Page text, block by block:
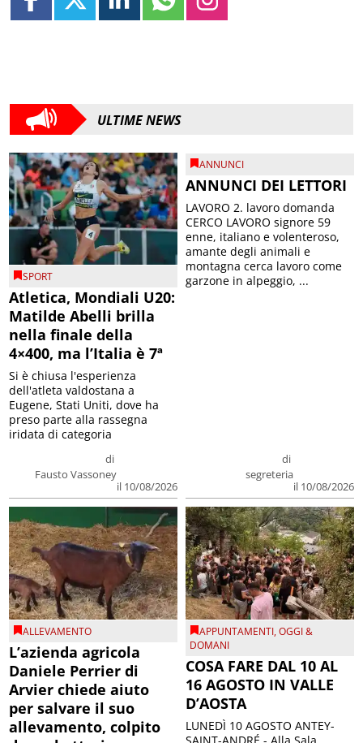
ULTIME NEWS
SPORT
Atletica, Mondiali U20:
Matilde Abelli brilla
nella finale della
4×400, ma l’Italia è 7ª
di
Fausto Vassoney
il 10/08/2026
Si è chiusa l'esperienza
dell'atleta valdostana a
Eugene, Stati Uniti, dove ha
preso parte alla rassegna
iridata di categoria
ANNUNCI
ANNUNCI DEI LETTORI
di
segreteria
il 10/08/2026
LAVORO 2. lavoro domanda
CERCO LAVORO signore 59
enne, italiano e volenteroso,
amante degli animali e
montagna cerca lavoro come
garzone in alpeggio, ...
ALLEVAMENTO
L’azienda agricola
Daniele Perrier di
Arvier chiede aiuto
per salvare il suo
allevamento, colpito
APPUNTAMENTI,OGGI &
DOMANI
COSA FARE DAL 10 AL
16 AGOSTO IN VALLE
D’AOSTA
LUNEDÌ 10 AGOSTO ANTEY-